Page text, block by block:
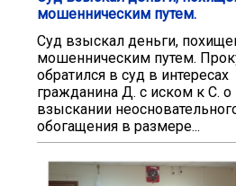
мошенническим путем.
Суд взыскал деньги,
мошенническим путем.
обратился в суд в интересах
гражданина Д. с иском к С. о
взыскании
обогащения в размере...